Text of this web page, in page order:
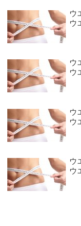
ウ
ウ
ウ
ウ
ウ
ウ
ウ
ウ